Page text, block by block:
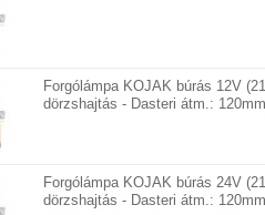
Forgólámpa KOJAK búrás 12V
dörzshajtás - Dasteri átm.:
Forgólámpa KOJAK búrás 24V
dörzshajtás - Dasteri átm.: